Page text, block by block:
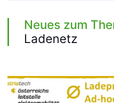
Neues zum
Ladenetz